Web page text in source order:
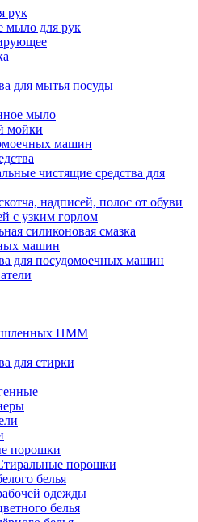
рук
мыло для рук
для мытья посуды
мыло
мойки
машин
чистящие средства для
надписей, полос от обуви
с узким горлом
силиконовая смазка
машин
для посудомоечных машин
ПММ
для стирки
порошки
порошки
белья
одежды
белья